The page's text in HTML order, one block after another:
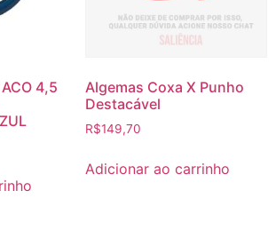
4,5
Algemas Coxa X Punho
Destacável
R$149,70
Adicionar ao carrinho